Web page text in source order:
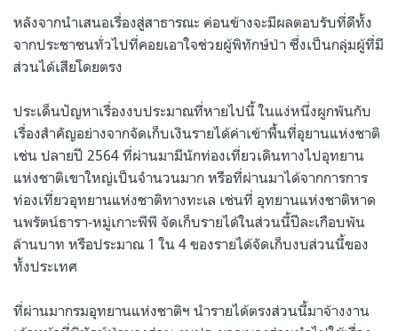
หลังจากนำเสนอเรื่องสู่สาธารณะ ค่อนข้างจะมีผลตอบรับที่ดีทั้ง
จากประชาชนทั่วไปที่คอยเอาใจช่วยผู้พิทักษ์ป่า ซึ่งเป็นกลุ่มผู้ที่มี
ส่วนได้เสียโดยตรง
ประเด็นปัญหาเรื่องงบประมาณที่หายไปนี้ ในแง่หนึ่งผูกพันกับ
เรื่องสำคัญอย่างจากจัดเก็บเงินรายได้ค่าเข้าพื้นที่อุยานแห่งชาติ
เช่น ปลายปี 2564 ที่ผ่านมามีนักท่องเที่ยวเดินทางไปอุทยาน
แห่งชาติเขาใหญ่เป็นจำนวนมาก หรือที่ผ่านมาได้จากการการ
ท่องเที่ยวอุทยานแห่งชาติทางทะเล เช่นที่ อุทยานแห่งชาติหาด
นพรัตน์ธารา-หมู่เกาะพีพี จัดเก็บรายได้ในส่วนนี้ปีละเกือบพัน
ล้านบาท หรือประมาณ 1 ใน 4 ของรายได้จัดเก็บงบส่วนนี้ของ
ทั้งประเทศ
ที่ผ่านมากรมอุทยานแห่งชาติฯ นำรายได้ตรงส่วนนี้มาจ้างงาน